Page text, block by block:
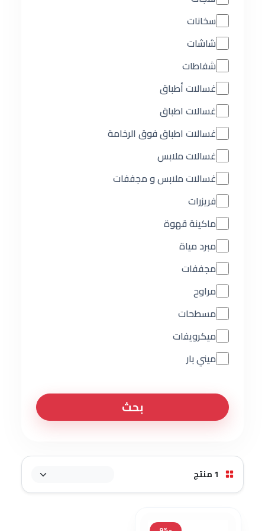
سخانات
شاشات
شفاطات
غسالات أطباق
غسالات اطباق
غسالات اطباق فوق الرخامة
غسالات ملابس
غسالات ملابس و مجففات
فريزرات
ماكينة قهوة
مبرد مياة
مجففات
مراوح
مسطحات
ميكرويفات
ميني بار
بحث